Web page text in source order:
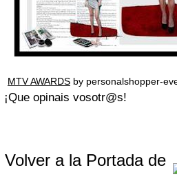
MTV AWARDS by personalshopper-
¡Que opinais vosotr@s!
Volver a la Portada de